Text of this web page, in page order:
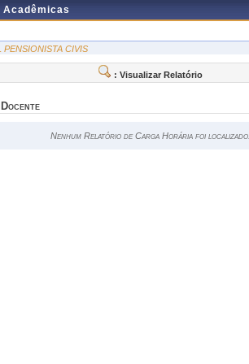
PENSIONISTA CIVIS
: Visualizar Relatório
Nenhum Relatório de Carga Horária foi localizado.